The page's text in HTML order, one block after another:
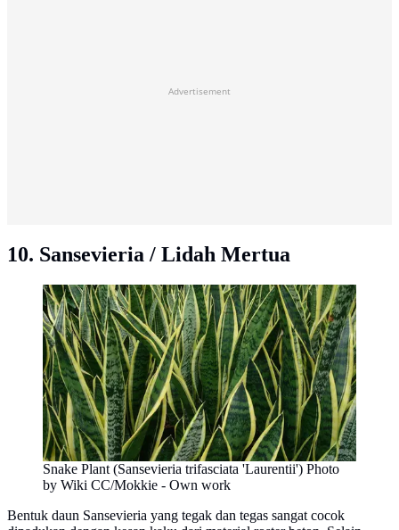
Advertisement
10. Sansevieria / Lidah Mertua
Snake Plant (Sansevieria trifasciata 'Laurentii') Photo
by Wiki CC/Mokkie - Own work
Bentuk daun Sansevieria yang tegak dan tegas sangat cocok